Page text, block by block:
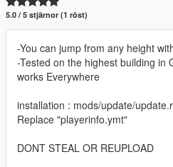
5.0 / 5 stjärnor (1 röst)
-You can jump from any height
-Tested on the highest building in
works Everywhere
installation : mods/update/
Replace "playerinfo.ymt"
DONT STEAL OR REUPLOAD